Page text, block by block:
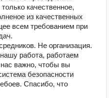
качественное,
из качественных
всем требованием при
Не организация.
работа, работаем
нас важно, чтобы вы
безопасности
Спасибо, что